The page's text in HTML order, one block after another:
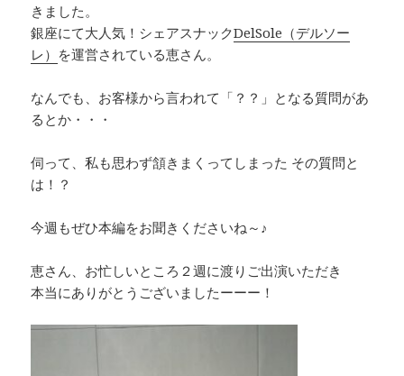
きました。
銀座にて大人気！シェアスナックDelSole（デルソー
レ） を運営されている恵さん。
なんでも、お客様から言われて「？？」となる質問があ
るとか・・・
伺って、私も思わず頷きまくってしまった その質問と
は！？
今週もぜひ本編をお聞きくださいね～♪
恵さん、お忙しいところ２週に渡りご出演いただき
本当にありがとうございましたーーー！